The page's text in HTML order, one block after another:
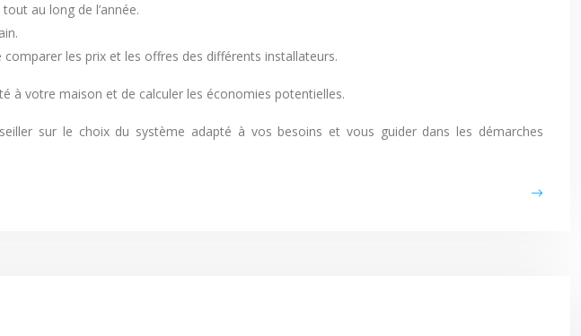
au long de l’année.
les prix et les offres des différents installateurs.
à votre maison et de calculer les économies potentielles.
sur le choix du système adapté à vos besoins et vous guider dans les démarches